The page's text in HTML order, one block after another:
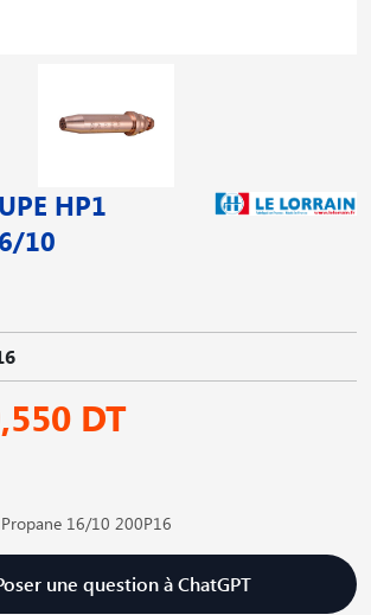
HP1
10
DT
16/10 200P16
une question à ChatGPT